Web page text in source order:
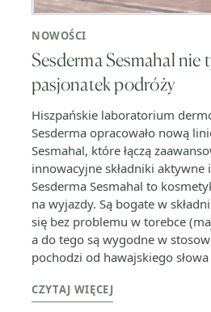
NOWOŚCI
Sesderma Sesmahal nie
pasjonatek podróży
Hiszpańskie laboratorium
Sesderma opracowało nową
Sesmahal, które łączą
innowacyjne składniki aktywne
Sesderma Sesmahal to
na wyjazdy. Są bogate w
się bez problemu w torebce
a do tego są wygodne w
pochodzi od hawajskiego
CZYTAJ WIĘCEJ